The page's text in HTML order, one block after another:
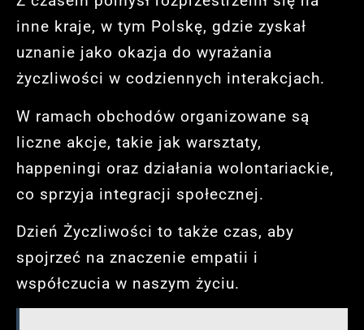
inne kraje, w tym Polskę, gdzie zyskał
uznanie jako okazja do wyrażania
życzliwości w codziennych interakcjach.
W ramach obchodów organizowane są
liczne akcje, takie jak warsztaty,
happeningi oraz działania wolontariackie,
co sprzyja integracji społecznej.
Dzień Życzliwości to także czas, aby
spojrzeć na znaczenie empatii i
współczucia w naszym życiu.